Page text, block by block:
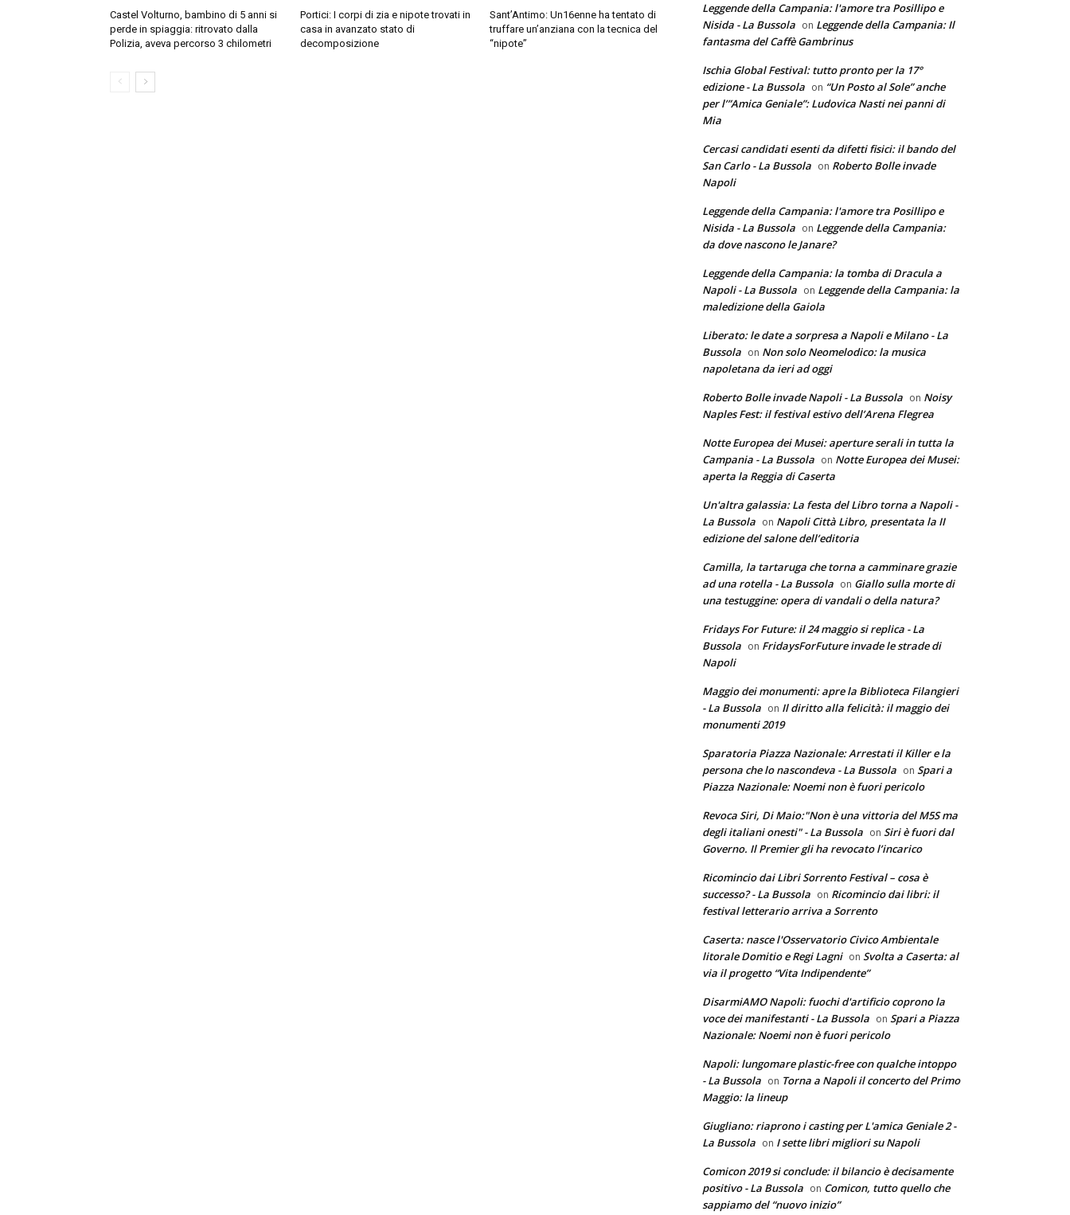
Castel Volturno, bambino di 5 anni si
perde in spiaggia: ritrovato dalla
Polizia, aveva percorso 3 chilometri
Portici: I corpi di zia e nipote trovati in
casa in avanzato stato di
decomposizione
Sant’Antimo: Un16enne ha tentato di
truffare un’anziana con la tecnica del
“nipote”
Leggende della Campania: l'amore tra Posillipo e
Nisida - La Bussola on Leggende della Campania: Il
fantasma del Caffè Gambrinus
Ischia Global Festival: tutto pronto per la 17°
edizione - La Bussola on “Un Posto al Sole” anche
per l’”Amica Geniale”: Ludovica Nasti nei panni di
Mia
Cercasi candidati esenti da difetti fisici: il bando del
San Carlo - La Bussola on Roberto Bolle invade
Napoli
Leggende della Campania: l'amore tra Posillipo e
Nisida - La Bussola on Leggende della Campania:
da dove nascono le Janare?
Leggende della Campania: la tomba di Dracula a
Napoli - La Bussola on Leggende della Campania: la
maledizione della Gaiola
Liberato: le date a sorpresa a Napoli e Milano - La
Bussola on Non solo Neomelodico: la musica
napoletana da ieri ad oggi
Roberto Bolle invade Napoli - La Bussola on Noisy
Naples Fest: il festival estivo dell’Arena Flegrea
Notte Europea dei Musei: aperture serali in tutta la
Campania - La Bussola on Notte Europea dei Musei:
aperta la Reggia di Caserta
Un'altra galassia: La festa del Libro torna a Napoli -
La Bussola on Napoli Città Libro, presentata la II
edizione del salone dell’editoria
Camilla, la tartaruga che torna a camminare grazie
ad una rotella - La Bussola on Giallo sulla morte di
una testuggine: opera di vandali o della natura?
Fridays For Future: il 24 maggio si replica - La
Bussola on FridaysForFuture invade le strade di
Napoli
Maggio dei monumenti: apre la Biblioteca Filangieri
- La Bussola on Il diritto alla felicità: il maggio dei
monumenti 2019
Sparatoria Piazza Nazionale: Arrestati il Killer e la
persona che lo nascondeva - La Bussola on Spari a
Piazza Nazionale: Noemi non è fuori pericolo
Revoca Siri, Di Maio:"Non è una vittoria del M5S ma
degli italiani onesti" - La Bussola on Siri è fuori dal
Governo. Il Premier gli ha revocato l’incarico
Ricomincio dai Libri Sorrento Festival – cosa è
successo? - La Bussola on Ricomincio dai libri: il
festival letterario arriva a Sorrento
Caserta: nasce l'Osservatorio Civico Ambientale
litorale Domitio e Regi Lagni on Svolta a Caserta: al
via il progetto “Vita Indipendente”
DisarmiAMO Napoli: fuochi d'artificio coprono la
voce dei manifestanti - La Bussola on Spari a Piazza
Nazionale: Noemi non è fuori pericolo
Napoli: lungomare plastic-free con qualche intoppo
- La Bussola on Torna a Napoli il concerto del Primo
Maggio: la lineup
Giugliano: riaprono i casting per L'amica Geniale 2 -
La Bussola on I sette libri migliori su Napoli
Comicon 2019 si conclude: il bilancio è decisamente
positivo - La Bussola on Comicon, tutto quello che
sappiamo del “nuovo inizio”